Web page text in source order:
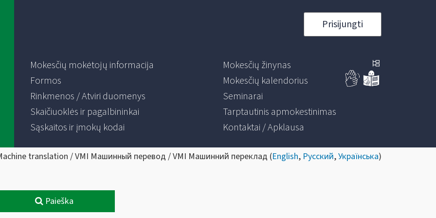
Prisijungti
Mokesčių mokėtojų informacija
Formos
Rinkmenos / Atviri duomenys
Skaičiuoklės ir pagalbininkai
Sąskaitos ir įmokų kodai
Mokesčių žinynas
Mokesčių kalendorius
Seminarai
Tarptautinis apmokestinimas
Kontaktai / Apklausa
translation / VMI Машинный перевод / VMI Машинний переклад (English, Русский,Українська)
Paieška